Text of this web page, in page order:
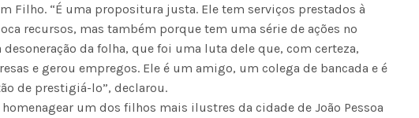
Filho. “É uma propositura justa. Ele tem serviços prestados à
recursos, mas também porque tem uma série de ações no
desoneração da folha, que foi uma luta dele que, com certeza,
e gerou empregos. Ele é um amigo, um colega de bancada e é
de prestigiá-lo”, declarou.
um dos filhos mais ilustres da cidade de João Pessoa